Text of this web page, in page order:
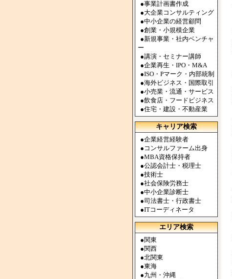
●事業計画書作成
●大企業コンサルティング
●中小企業の経営顧問
●創業・小規模企業
●新規事業・社内ベンチャ
ー
●講演・セミナー講師
●企業再生・IPO・M&A
●ISO・Pマーク・内部統制
●海外ビジネス・国際取引
●小売業・流通・サービス
●飲食店・フードビジネス
●住宅・建設・不動産業
キャリア検索
●企業経営経験者
● コンサルファーム出身
●MBA資格保持者
●公認会計士・税理士
●技術士
●社会保険労務士
●中小企業診断士
●司法書士・行政書士
●ITコーディネータ
エリア検索
●関東
●関西
●北関東
●東海
●九州・沖縄